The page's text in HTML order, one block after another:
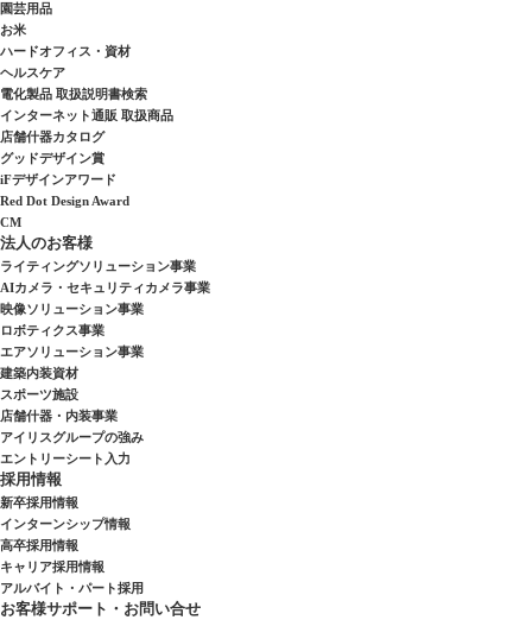
園芸用品
お米
ハードオフィス・資材
ヘルスケア
電化製品 取扱説明書検索
インターネット通販 取扱商品
店舗什器カタログ
グッドデザイン賞
iFデザインアワード
Red Dot Design Award
CM
法人のお客様
ライティングソリューション事業
AIカメラ・セキュリティカメラ事業
映像ソリューション事業
ロボティクス事業
エアソリューション事業
建築内装資材
スポーツ施設
店舗什器・内装事業
アイリスグループの強み
エントリーシート入力
採用情報
新卒採用情報
インターンシップ情報
高卒採用情報
キャリア採用情報
アルバイト・パート採用
お客様サポート・お問い合せ